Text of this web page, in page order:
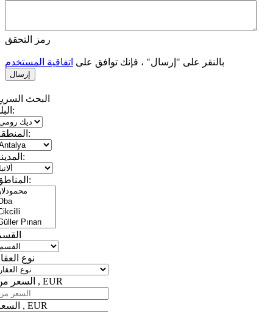
رمز التحقق
بالنقر على "إرسال" ، فإنك توافق على اتفاقية المستخدم
البحث
البلد:
المنطقة:
المدينة:
المناطق:
نوع
السعر من , EUR
السعر , EUR